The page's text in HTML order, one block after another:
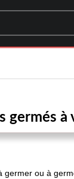
germés
germer ou à